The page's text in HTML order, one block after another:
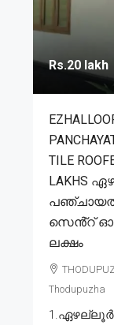
Rs.20 lakh
TILE
LAKHS
സെൻ്റ് ഓട്
ലക്ഷം
Thodupuzha
1.ഏഴല്ലൂർ